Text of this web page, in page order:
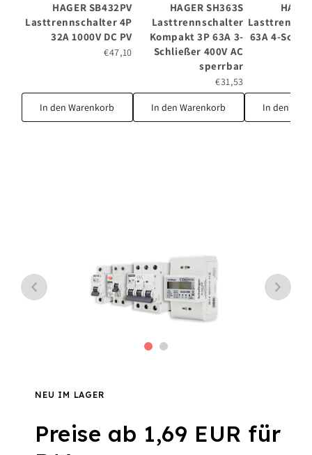
HAGER SB432PV
Lasttrennschalter 4P
32A 1000V DC PV
€47,10
In den Warenkorb
HAGER SH363S
Lasttrennschalter
Kompakt 3P 63A 3-
Schließer 400V AC
sperrbar
€31,53
In den Warenkorb
63A 4-
In den
NEU IM LAGER
Preise ab 1,69 EUR für